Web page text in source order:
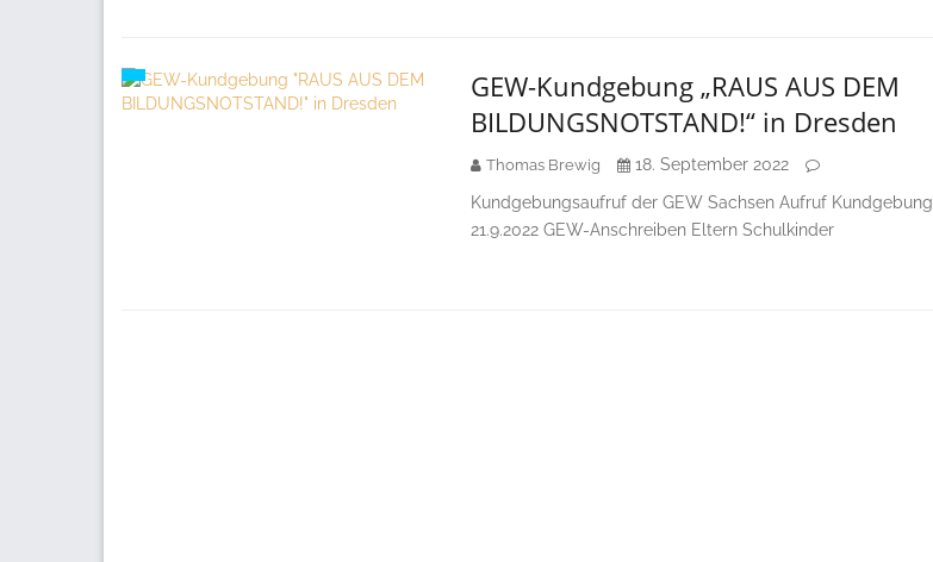
GEW-Kundgebung „RAUS AUS DEM
BILDUNGSNOTSTAND!“ in Dresden
Thomas Brewig
18. September 2022
Kundgebungsaufruf der GEW Sachsen Aufruf Kundgebung
21.9.2022 GEW-Anschreiben Eltern Schulkinder